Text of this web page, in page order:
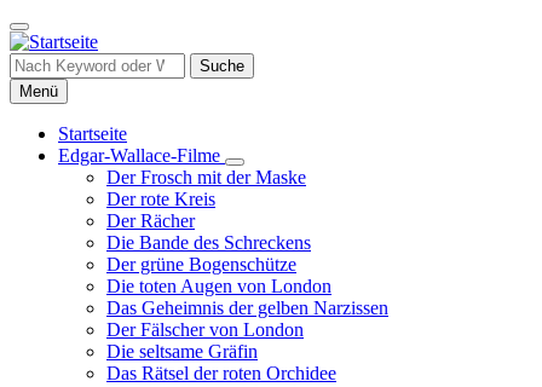
Direkt
zum
Inhalt
Suche
Menü
Hauptnavigation
Startseite
Edgar-Wallace-Filme
Unternavigation
von
Filme
Der Frosch mit der Maske
Der rote Kreis
Der Rächer
Die Bande des Schreckens
Der grüne Bogenschütze
Die toten Augen von London
Das Geheimnis der gelben Narzissen
Der Fälscher von London
Die seltsame Gräfin
Das Rätsel der roten Orchidee